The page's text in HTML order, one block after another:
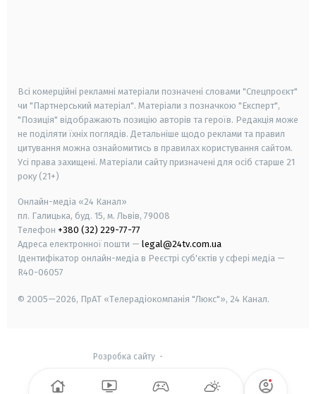
Всі комерційні рекламні матеріали позначені словами "Спецпроєкт"
чи "Партнерський матеріал". Матеріали з позначкою "Експерт",
"Позиція" відображають позицію авторів та героїв. Редакція може
не поділяти їхніх поглядів. Детальніше щодо реклами та правил
цитування можна ознайомитись в правилах користування сайтом.
Усі права захищені. Матеріали сайту призначені для осіб старше 21
року (21+)
Онлайн-медіа «24 Канал»
пл. Галицька, буд. 15, м. Львів, 79008
Телефон +380 (32) 229-77-77
Адреса електронної пошти — legal@24tv.com.ua
Ідентифікатор онлайн-медіа в Реєстрі суб'єктів у сфері медіа —
R40-06057
© 2005—2026, ПрАТ «Телерадіокомпанія "Люкс"», 24 Канал.
Розробка сайту-